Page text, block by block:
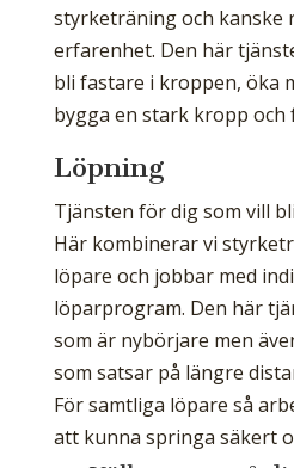
styrketräning och kanske
erfarenhet. Den här
bli fastare i kroppen, öka
bygga en stark kropp och
Löpning
Tjänsten för dig som vill
Här kombinerar vi
löpare och jobbar med
löparprogram. Den här
som är nybörjare men
som satsar på längre
För samtliga löpare så
att kunna springa säkert